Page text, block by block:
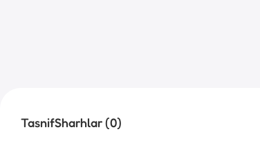
TasnifSharhlar (0)